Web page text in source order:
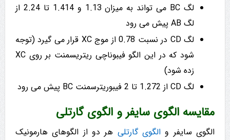
لگ BC می تواند به میزان 1.13 و 1.414 تا 2.24 از
لگ AB پیش می رود
لگ CD در نسبت 0.78 از موج XC قرار می گیرد (توجه
شود که در این الگو فیبوناچی ریتریسمنت بر روی XC
زده شود)
لگ CD از 1.272 تا 2 فیبوریترسمنت BC پیش می رود
مقایسه الگوی سایفر و الگوی گارتلی
الگوی سایفر و الگوی گارتلی هر دو از الگوهای هارمونیک